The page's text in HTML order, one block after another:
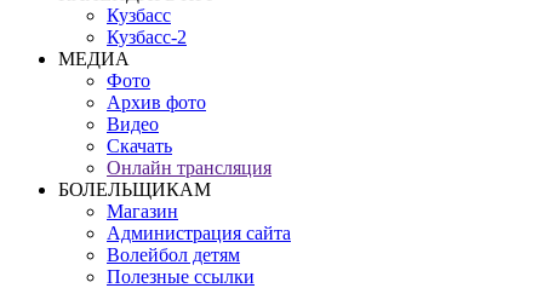
Кузбасс
Кузбасс-2
МЕДИА
Фото
Архив фото
Видео
Скачать
Онлайн трансляция
БОЛЕЛЬЩИКАМ
Магазин
Администрация сайта
Волейбол детям
Полезные ссылки